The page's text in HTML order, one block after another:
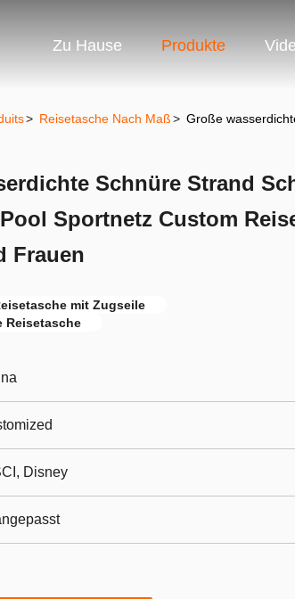
Zu Hause Produkte
> Reisetasche Nach Maß> Große
Schnüre Strand
Sportnetz Custom
Frauen
mit Zugseile
Reisetasche
Disney